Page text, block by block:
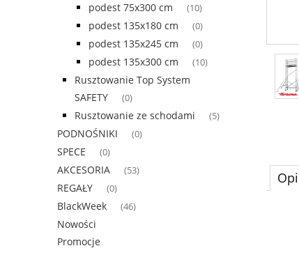
podest 75x300 cm (10)
podest 135x180 cm (0)
podest 135x245 cm (0)
podest 135x300 cm (10)
Rusztowanie Top System
SAFETY
(0)
Rusztowanie ze schodami (5)
PODNOŚNIKI (0)
SPECE (0)
AKCESORIA (53)
REGAŁY (0)
BlackWeek (46)
Nowości
Promocje